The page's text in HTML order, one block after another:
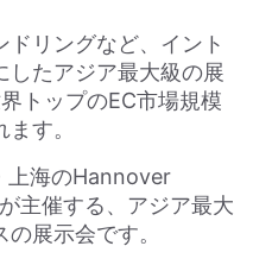
リングなど、イント
したアジア最大級の展
トップのEC市場規模
す。
上海のHannover
主催する、アジア最大
展示会です。